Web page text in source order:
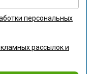
персональных
рассылок и